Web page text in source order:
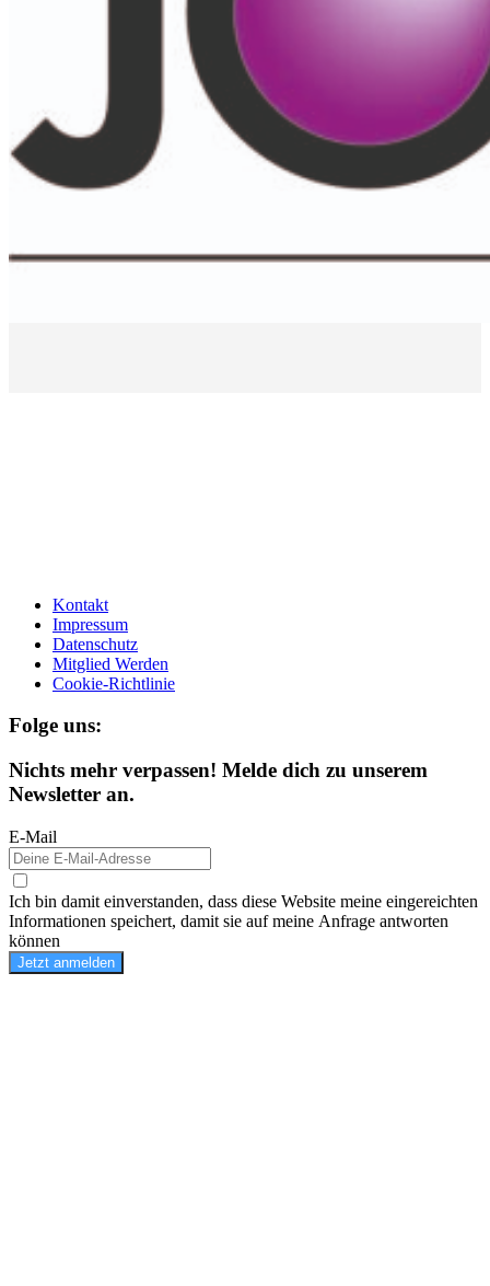
Kontakt
Impressum
Datenschutz
Mitglied Werden
Cookie-Richtlinie
Folge uns:
Nichts mehr verpassen! Melde dich zu unserem
Newsletter an.
E-Mail
Ich bin damit einverstanden, dass diese Website meine eingereichten
Informationen speichert, damit sie auf meine Anfrage antworten
können
Jetzt anmelden